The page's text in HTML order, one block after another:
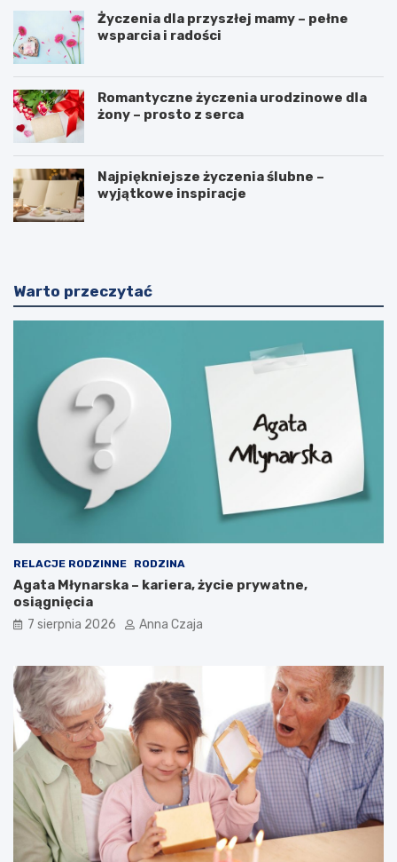
Życzenia dla przyszłej mamy – pełne
wsparcia i radości
Romantyczne życzenia urodzinowe dla
żony – prosto z serca
Najpiękniejsze życzenia ślubne –
wyjątkowe inspiracje
Warto przeczytać
RELACJE RODZINNE RODZINA
Agata Młynarska – kariera, życie prywatne,
osiągnięcia
7 sierpnia 2026 Anna Czaja